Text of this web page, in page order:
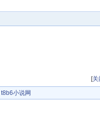
[关
t8b6小说网